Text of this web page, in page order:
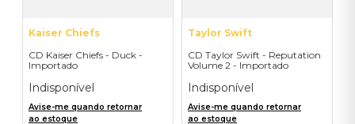
Kaiser Chiefs
CD Kaiser Chiefs - Duck -
Importado
Indisponível
Avise-me quando retornar
ao estoque
Taylor Swift
CD Taylor Swift - Reputation
Volume 2 - Importado
Indisponível
Avise-me quando retornar
ao estoque